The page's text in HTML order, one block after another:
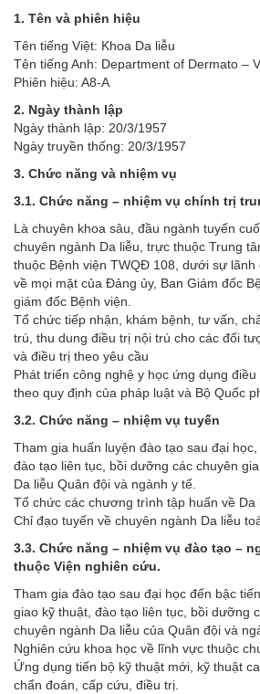
1. Tên và phiên hiệu
Tên tiếng Việt: Khoa Da liễu
Tên tiếng Anh: Department of Dermato –
Phiên hiệu: A8-A
2. Ngày thành lập
Ngày thành lập: 20/3/1957
Ngày truyền thống: 20/3/1957
3. Chức năng và nhiệm vụ
3.1. Chức năng – nhiệm vụ chính trị
Là chuyên khoa sâu, đầu ngành tuyến
chuyên ngành Da liễu, trực thuộc Trung
thuộc Bệnh viện TWQĐ 108, dưới sự lãnh
về mọi mặt của Đảng ủy, Ban Giám đốc
giám đốc Bệnh viện.
Tổ chức tiếp nhận, khám bệnh, tư vấn,
trú, thu dung điều trị nội trú cho các đối
và điều trị theo yêu cầu
Phát triển công nghệ y học ứng dụng
theo quy định của pháp luật và Bộ Quốc
3.2. Chức năng – nhiệm vụ tuyến
Tham gia huấn luyện đào tạo sau đại
đào tạo liên tục, bồi dưỡng các chuyên
Da liễu Quân đội và ngành y tế.
Tổ chức các chương trình tập huấn về Da
Chỉ đạo tuyến về chuyên ngành Da liễu
3.3. Chức năng – nhiệm vụ đào tạo –
thuộc Viện nghiên cứu.
Tham gia đào tạo sau đại học đến bậc
giao kỹ thuật, đào tạo liên tục, bồi dưỡng
chuyên ngành Da liễu của Quân đội và
Nghiên cứu khoa học về lĩnh vực thuộc
Ứng dụng tiến bộ kỹ thuật mới, kỹ thuật
chẩn đoán, cấp cứu, điều trị.